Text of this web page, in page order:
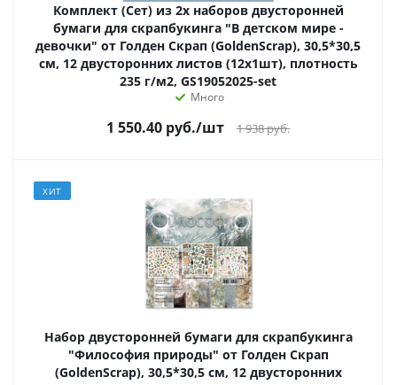
Комплект (Сет) из 2х наборов двусторонней
бумаги для скрапбукинга "В детском мире -
девочки" от Голден Скрап (GoldenScrap), 30,5*30,5
см, 12 двусторонних листов (12х1шт), плотность
235 г/м2, GS19052025-set
Много
1 550.40 руб./шт 1 938руб.
ХИТ
Набор двусторонней бумаги для скрапбукинга
"Философия природы" от Голден Скрап
(GoldenScrap), 30,5*30,5 см, 12 двусторонних